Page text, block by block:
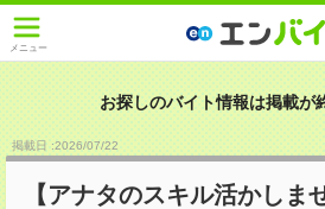
メニュー
お探しのバイト情報は掲載が
掲載日 :2026/07/22
【アナタのスキル活かしま